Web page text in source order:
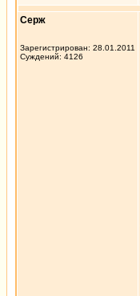
Серж
Зарегистрирован: 28.01.2011
Суждений: 4126